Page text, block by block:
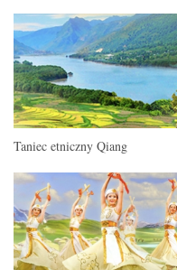
Taniec etniczny Qiang